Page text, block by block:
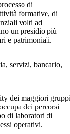
di
formative, di
volti ad
un presidio più
e patrimoniali.
servizi, bancario,
dei maggiori gruppi
dei percorsi
di laboratori di
operativi.